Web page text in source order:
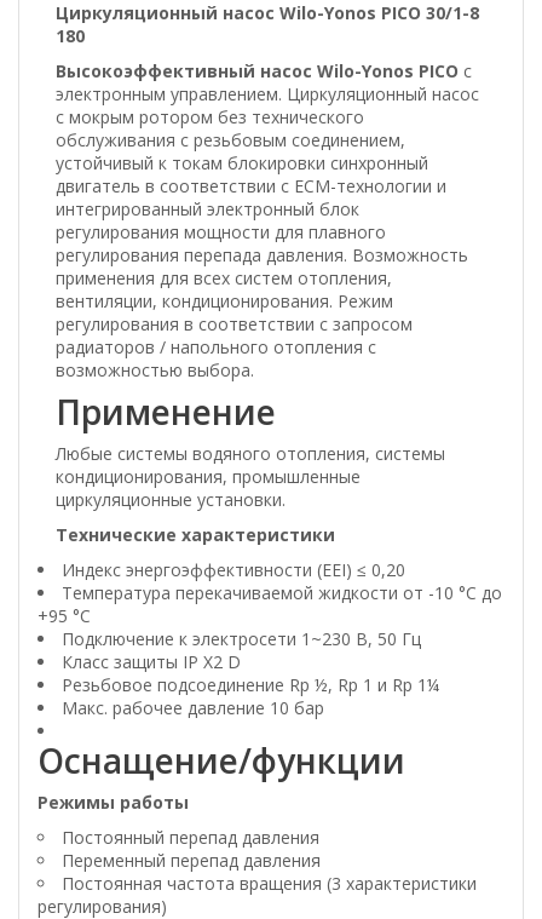
Циркуляционный насос Wilo-Yonos PICO 30/1-8
180
Высокоэффективный насос Wilo-Yonos PICO с
электронным управлением. Циркуляционный насос
с мокрым ротором без технического
обслуживания с резьбовым соединением,
устойчивый к токам блокировки синхронный
двигатель в соответствии с ECM-технологии и
интегрированный электронный блок
регулирования мощности для плавного
регулирования перепада давления. Возможность
применения для всех систем отопления,
вентиляции, кондиционирования. Режим
регулирования в соответствии с запросом
радиаторов / напольного отопления с
возможностью выбора.
Применение
Любые системы водяного отопления, системы
кондиционирования, промышленные
циркуляционные установки.
Технические характеристики
Индекс энергоэффективности (EEI) ≤ 0,20
Температура перекачиваемой жидкости от -10 °C до
+95 °C
Подключение к электросети 1~230 В, 50 Гц
Класс защиты IP X2 D
Резьбовое подсоединение Rp ½, Rp 1 и Rp 1¼
Макс. рабочее давление 10 бар
Оснащение/функции
Режимы работы
Постоянный перепад давления
Переменный перепад давления
Постоянная частота вращения (3 характеристики
регулирования)